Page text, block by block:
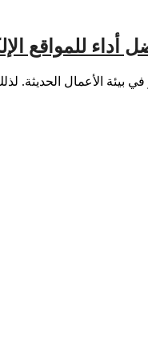
أداء للمواقع